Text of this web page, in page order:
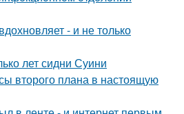
- и не только
лет сидни Суини
второго плана в настоящую